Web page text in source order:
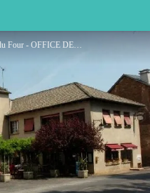
Restaurant le Relais du Bois du Four - OFFICE DE TOURISME DE PARELOUP LEVEZOU